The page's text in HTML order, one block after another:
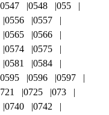
0547 0548
055
0556
0557
0565
0566
0574
0575
0581
0584
0595 0596
0597
0725
073
0740
0742